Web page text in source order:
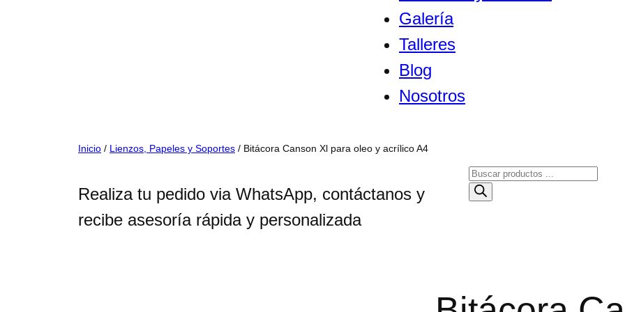
Galería
Talleres
Blog
Nosotros
Inicio / Lienzos, Papeles y Soportes / Bitácora Canson Xl para oleo y acrílico A4
Realiza tu pedido via WhatsApp, contáctanos y
recibe asesoría rápida y personalizada
B
a